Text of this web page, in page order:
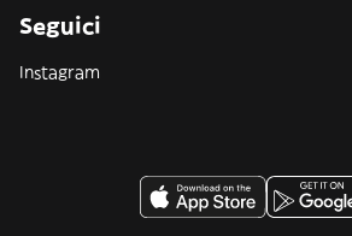
Seguici
Instagram